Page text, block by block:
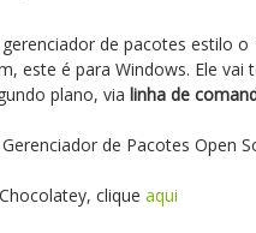
de pacotes estilo o
este é para Windows. Ele
plano, via linha de
de Pacotes Open
clique aqui